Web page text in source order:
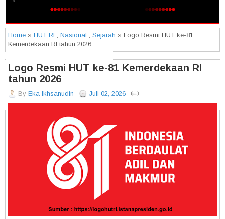
Home » HUT RI , Nasional , Sejarah » Logo Resmi HUT ke-81
Kemerdekaan RI tahun 2026
Logo Resmi HUT ke-81 Kemerdekaan RI
tahun 2026
By Eka Ikhsanudin Juli 02, 2026